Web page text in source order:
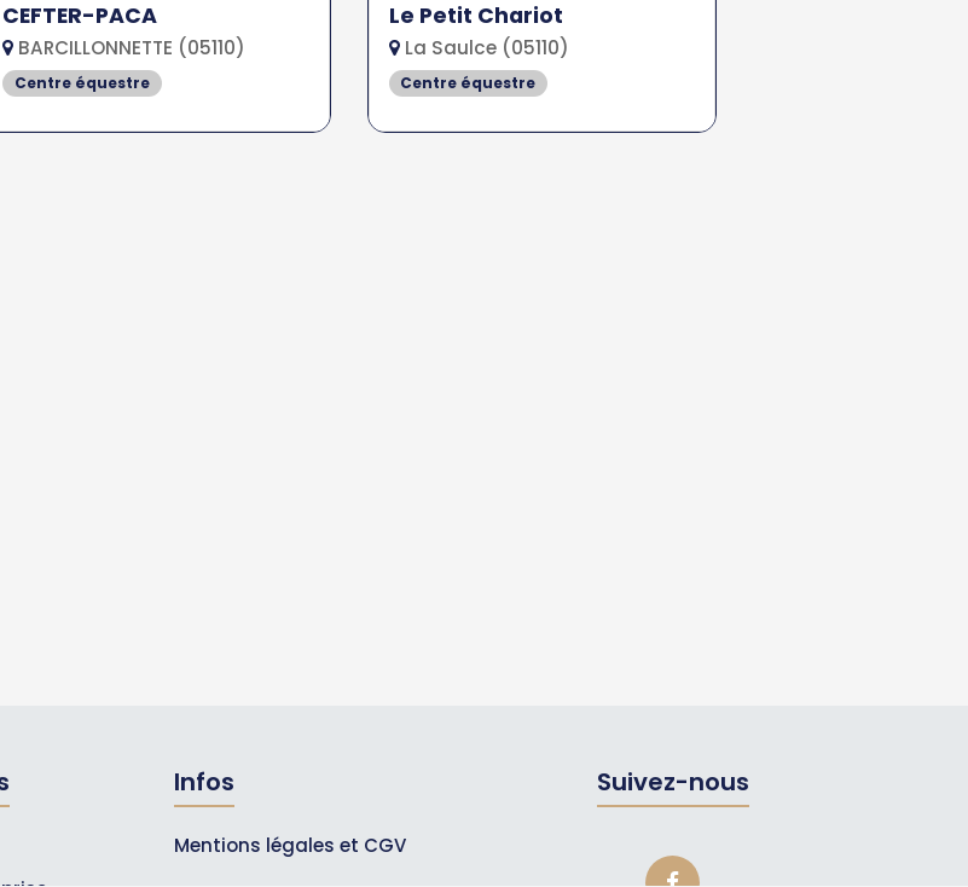
CEFTER-PACA
BARCILLONNETTE (05110)
Centre équestre
Le Petit Chariot
La Saulce (05110)
Centre équestre
Infos
Mentions légales et CGV
Suivez-nous